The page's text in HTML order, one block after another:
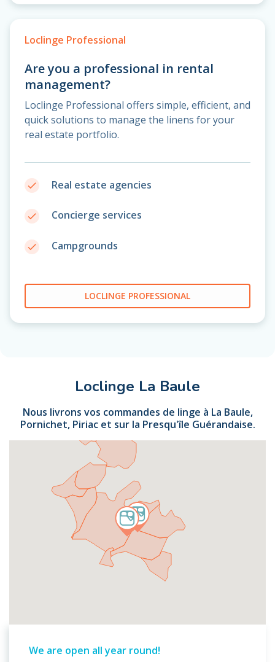
Loclinge Professional
Are you a professional in rental
management?
Loclinge Professional offers simple, efficient, and
quick solutions to manage the linens for your
real estate portfolio.
done Real estate agencies
done Concierge services
done Campgrounds
LOCLINGE PROFESSIONAL
Loclinge La Baule
Nous livrons vos commandes de linge à La Baule,
Pornichet, Piriac et sur la Presqu'île Guérandaise.
We are open all year round!